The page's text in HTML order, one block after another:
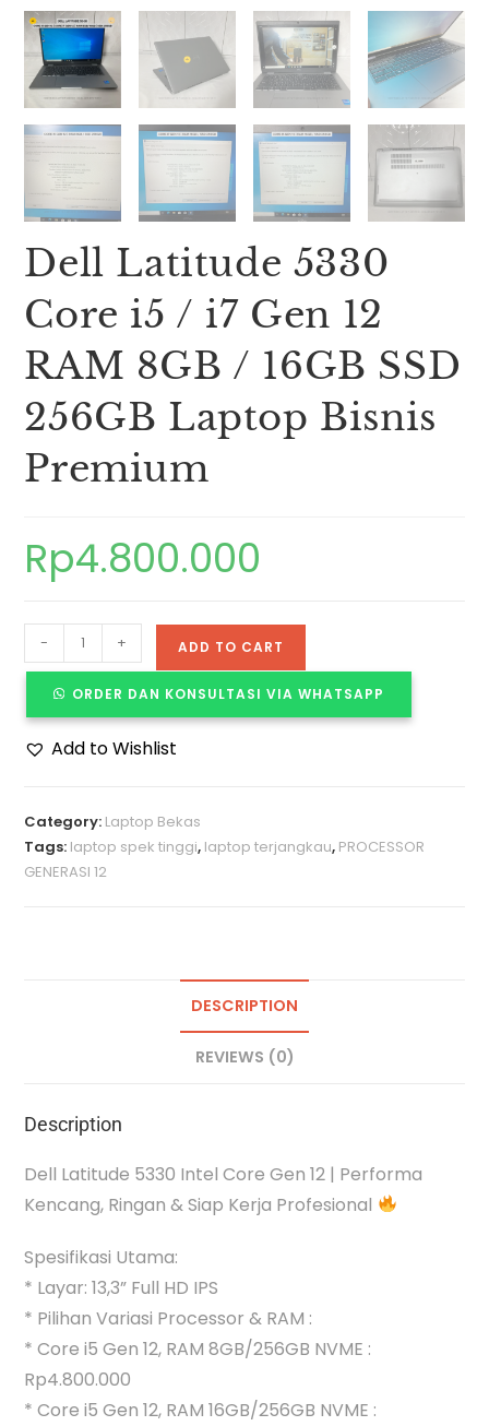
Dell Latitude 5330
Core i5 / i7 Gen 12
RAM 8GB / 16GB SSD
256GB Laptop Bisnis
Premium
Rp4.800.000
- + ADD TO CART
ORDER DAN KONSULTASI VIA WHATSAPP
Add to Wishlist
Category: Laptop Bekas
Tags: laptop spek tinggi, laptop terjangkau, PROCESSOR
GENERASI 12
DESCRIPTION
REVIEWS (0)
Description
Dell Latitude 5330 Intel Core Gen 12 | Performa
Kencang, Ringan & Siap Kerja Profesional
Spesifikasi Utama:
* Layar: 13,3” Full HD IPS
* Pilihan Variasi Processor & RAM :
* Core i5 Gen 12, RAM 8GB/256GB NVME :
Rp4.800.000
* Core i5 Gen 12, RAM 16GB/256GB NVME :